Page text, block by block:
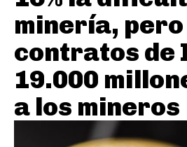
minería, pero
contratos de
19.000
a los mineros